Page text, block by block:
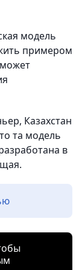
модель
примером
Казахстан
та модель
в